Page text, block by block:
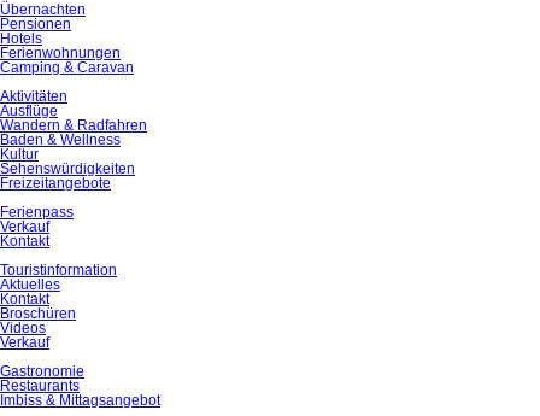
Übernachten
Pensionen
Hotels
Ferienwohnungen
Camping & Caravan
Aktivitäten
Ausflüge
Wandern & Radfahren
Baden & Wellness
Kultur
Sehenswürdigkeiten
Freizeitangebote
Ferienpass
Verkauf
Kontakt
Navigation
überspringen
Touristinformation
Aktuelles
Kontakt
Broschüren
Videos
Verkauf
Gastronomie
Restaurants
Imbiss & Mittagsangebot